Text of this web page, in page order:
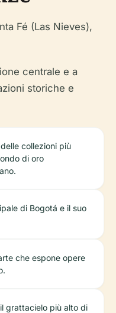
Fé (Las Nieves),
centrale e a
storiche e
collezioni più
di oro
di Bogotá e il suo
che espone opere
grattacielo più alto di